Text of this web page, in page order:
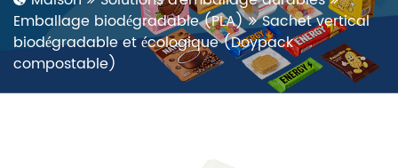
Emballage biodégradable (PLA)
Sachet vertical
biodégradable et écologique (Doypack
compostable)